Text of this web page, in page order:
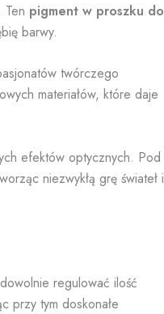
pigment w proszku do
barwy.
twórczego
materiałów, które daje
efektów optycznych. Pod
niezwykłą grę świateł i
regulować ilość
przy tym doskonałe